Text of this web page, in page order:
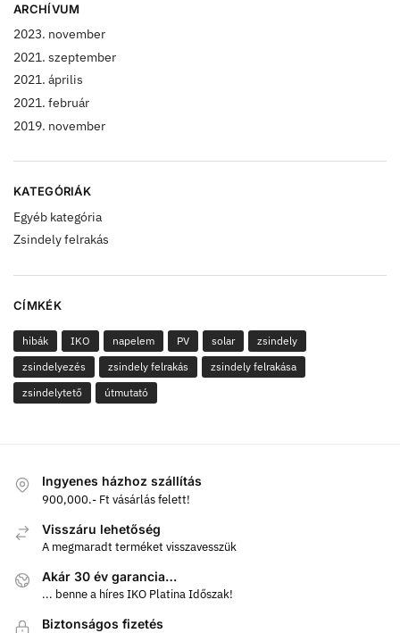
ARCHÍVUM
2023. november
2021. szeptember
2021. április
2021. február
2019. november
KATEGÓRIÁK
Egyéb kategória
Zsindely felrakás
CÍMKÉK
hibák IKO napelem PV solar
zsindely
zsindelyezés
zsindely felrakás
zsindely felrakása
zsindelytető
útmutató
Ingyenes házhoz szállítás
900,000.- Ft vásárlás felett!
Visszáru lehetőség
A megmaradt terméket visszavesszük
Akár 30 év garancia…
... benne a híres IKO Platina Időszak!
Biztonságos fizetés